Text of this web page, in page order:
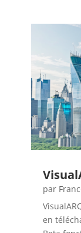
par
en